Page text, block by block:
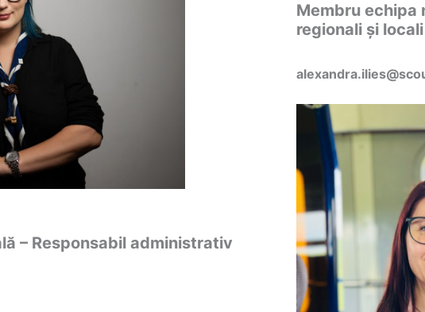
– Responsabil administrativ
Membru echipa
regionali și locali